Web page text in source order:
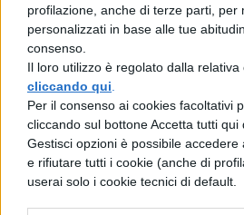
profilazione, anche di terze parti, per
personalizzati in base alle tue
consenso.
Il loro utilizzo è regolato dalla relativa
cliccando qui
Per il consenso ai cookies facoltativi
cliccando sul bottone Accetta tutti qui
Gestisci opzioni è possibile
e rifiutare tutti i cookie (anche di
userai solo i cookie tecnici di default.
per la via della virtù, ha in
vigore, potenza e fama e
bisogno della fortuna,
perché non è essa che
ad alcuno
onestà, energia e altre